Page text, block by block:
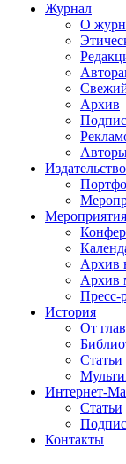
Журнал
О
Архив
Издательство
Мероприятия
Архив
Архив
Пресс-
История
От
Интернет-
Статьи
Контакты